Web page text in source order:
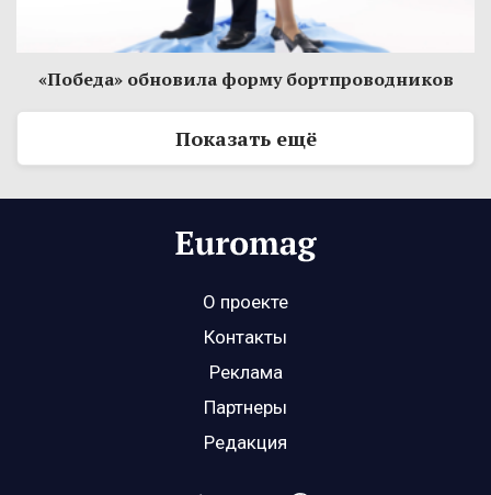
«Победа» обновила форму бортпроводников
Показать ещё
О проекте
Контакты
Реклама
Партнеры
Редакция